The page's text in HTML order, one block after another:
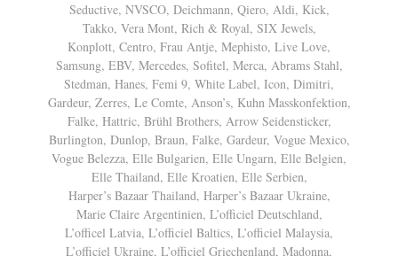
Seductive, NVSCO, Deichmann, Qiero, Aldi, Kick,
Takko, Vera Mont, Rich & Royal, SIX Jewels,
Konplott, Centro, Frau Antje, Mephisto, Live Love,
Samsung, EBV, Mercedes, Sofitel, Merca, Abrams Stahl,
Stedman, Hanes, Femi 9, White Label, Icon, Dimitri,
Gardeur, Zerres, Le Comte, Anson’s, Kuhn Masskonfektion,
Falke, Hattric, Brühl Brothers, Arrow Seidensticker,
Burlington, Dunlop, Braun, Falke, Gardeur, Vogue Mexico,
Vogue Belezza, Elle Bulgarien, Elle Ungarn, Elle Belgien,
Elle Thailand, Elle Kroatien, Elle Serbien,
Harper’s Bazaar Thailand, Harper’s Bazaar Ukraine,
Marie Claire Argentinien, L’officiel Deutschland,
L’officel Latvia, L’officiel Baltics, L’officiel Malaysia,
L’officiel Ukraine, L’officiel Griechenland, Madonna,